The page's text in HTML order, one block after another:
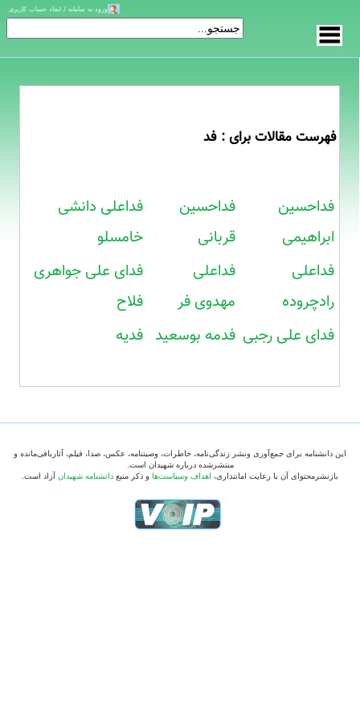
فهرست مقالات برای : فد
فداحسین
ابراهیمی
فداحسین
قربانی
فداعلی دانشی
خامسلو
فداعلی
رادچروده
فداعلی
مهدوی فر
فدای علی جواهری
فلاح
فدای علی رجبی فدمه بوسعید فدیه
ورود به سامانه / ایجاد حساب کاربری
این دانشنامه برای جمع‌آوری ونشر زندگی‌نامه، خاطرات، وصیتنامه، عکس، صدا، فیلم، آثارباقی‌مانده و
منتشرشده درباره شهیدان است.
بازنشرمحتوای آن با رعایت امانتداری، اهداف وسیاست‌ها و ذکر منبع دانشنامه شهیدان آزاد است.